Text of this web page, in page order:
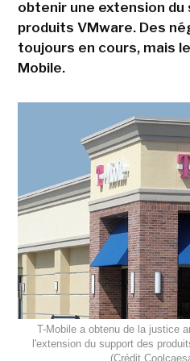
obtenir une extension du
produits VMware. Des
toujours en cours, mais
Mobile.
T-Mobile a obtenu de la justice
l'extension du support des
(Crédit